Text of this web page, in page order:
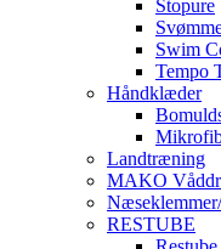
Stopure
Swim
Tempo
Håndklæder
Landtræning
MAKO
RESTUBE